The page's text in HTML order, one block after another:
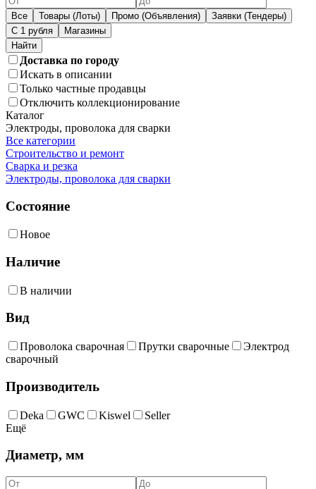
Все Товары (Лоты) Промо (Объявления)
Заявки (Тендеры)
С 1 рубля
Магазины
Доставка по городу
Искать в описании
Только частные продавцы
Отключить коллекционирование
Каталог
Электроды, проволока для сварки
Все категории
Строительство и ремонт
Сварка и резка
Электроды, проволока для сварки
Состояние
Новое
Наличие
В наличии
Вид
Проволока сварочная Прутки сварочные
Электрод
сварочный
Производитель
Deka GWC Kiswel
Seller
Ещё
Диаметр, мм